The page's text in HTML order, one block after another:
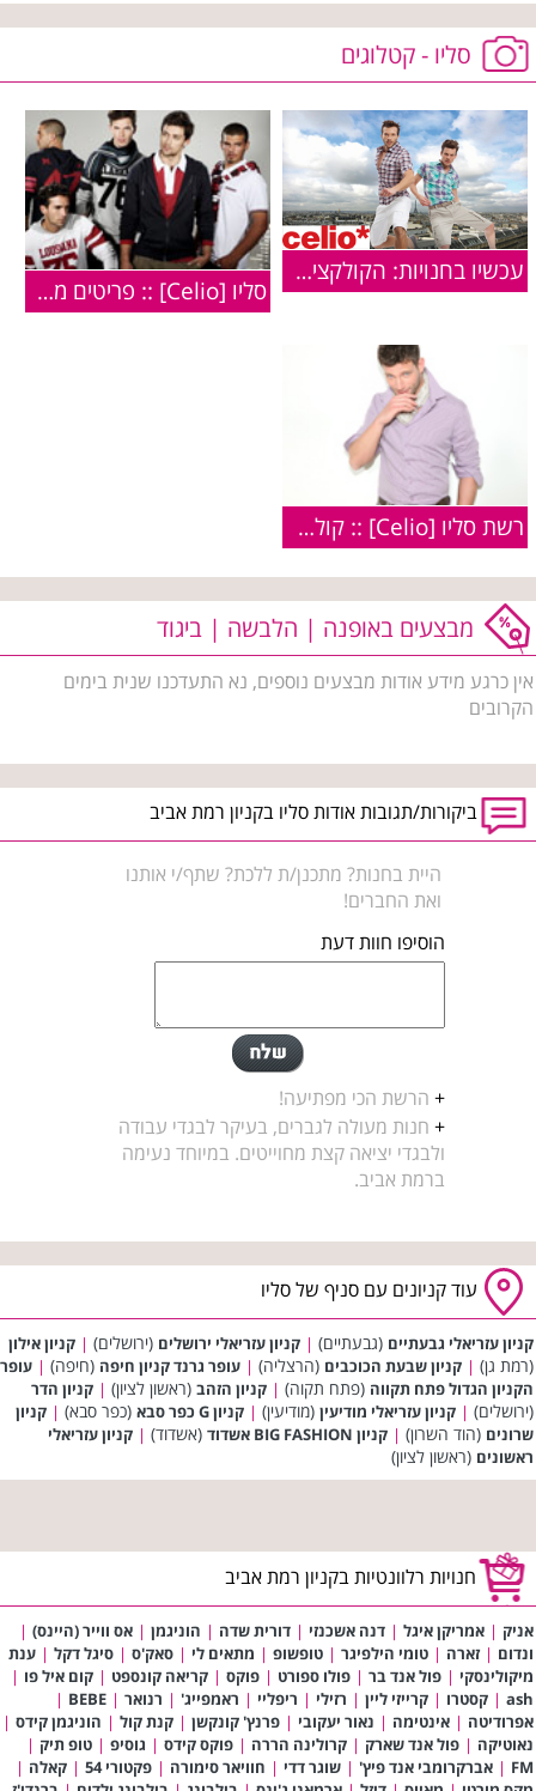
סליו - קטלוגים
עכשיו בחנויות: הקולקציה החדשה של CELIO
סליו [Celio] :: פריטים מקולקציית חורף 2010
רשת סליו [Celio] :: קולקציית קיץ 2009
מבצעים באופנה | הלבשה | ביגוד
אין כרגע מידע אודות מבצעים נוספים, נא התעדכנו שנית בימים
הקרובים
ביקורות/תגובות אודות סליו בקניון רמת אביב
היית בחנות? מתכנן/ת ללכת? שתף/י אותנו
ואת החברים!
הוסיפו חוות דעת
+ הרשת הכי מפתיעה!
+ חנות מעולה לגברים, בעיקר לבגדי עבודה
ולבגדי יציאה קצת מחוייטים. במיוחד נעימה
ברמת אביב.
עוד קניונים עם סניף של סליו
קניון עזריאלי גבעתיים (גבעתיים) | קניון עזריאלי ירושלים (ירושלים) | קניון אילון
(רמת גן) | קניון שבעת הכוכבים (הרצליה) | עופר גרנד קניון חיפה (חיפה) | עופר
הקניון הגדול פתח תקווה (פתח תקוה) | קניון הזהב (ראשון לציון) | קניון הדר
(ירושלים) | קניון עזריאלי מודיעין (מודיעין) | קניון G כפר סבא (כפר סבא) | קניון
שרונים (הוד השרון) | קניון BIG FASHION אשדוד (אשדוד) | קניון עזריאלי
ראשונים (ראשון לציון)
חנויות רלוונטיות בקניון רמת אביב
אניק | אמריקן איגל | דנה אשכנזי | דורית שדה | הוניגמן | אס ווייר (היינס) |
ונדום | זארה | טומי הילפיגר | טופשופ | מתאים לי | סאק'ס | סיגל דקל | ענת
מיקולינסקי | פול אנד בר | פולו ספורט | פוקס | קריאה קונספט | קום איל פו |
ash
| קסטרו | קרייזי ליין | רזילי | ריפליי | ראמפייג' | רנואר |
BEBE
|
אפרודיטה | אינטימה | נאור יעקובי | פרנץ' קונקשן | קנת קול | הוניגמן קידס |
נאוטיקה | פול אנד שארק | קרולינה הררה | פוקס קידס | גוסיפ | טופ תיק |
FM
| אברקרומבי אנד פיץ' | שוגר דדי | חוויאר סימורה | פקטורי 54 | קאלה |